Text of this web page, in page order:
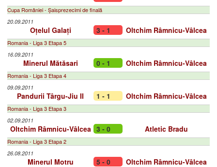
Cupa României - Șaisprezecimi de finală
20.09.2011
Oțelul Galați 3 - 1 Oltchim Râmnicu-Vâlcea
Romania - Liga 3 Etapa 5
16.09.2011
Minerul Mătăsari 0 - 1 Oltchim Râmnicu-Vâlcea
Romania - Liga 3 Etapa 4
09.09.2011
Pandurii Târgu-Jiu II 1 - 1 Oltchim Râmnicu-Vâlcea
Romania - Liga 3 Etapa 3
02.09.2011
Oltchim Râmnicu-Vâlcea 3 - 0 Atletic Bradu
Romania - Liga 3 Etapa 2
26.08.2011
Minerul Motru 5 - 0 Oltchim Râmnicu-Vâlcea